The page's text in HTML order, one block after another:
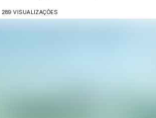
289 VISUALIZAÇÕES